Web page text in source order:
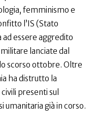
femminismo e
l’IS (Stato
essere aggredito
lanciate dal
scorso ottobre. Oltre
ha distrutto la
presenti sul
umanitaria già in corso.